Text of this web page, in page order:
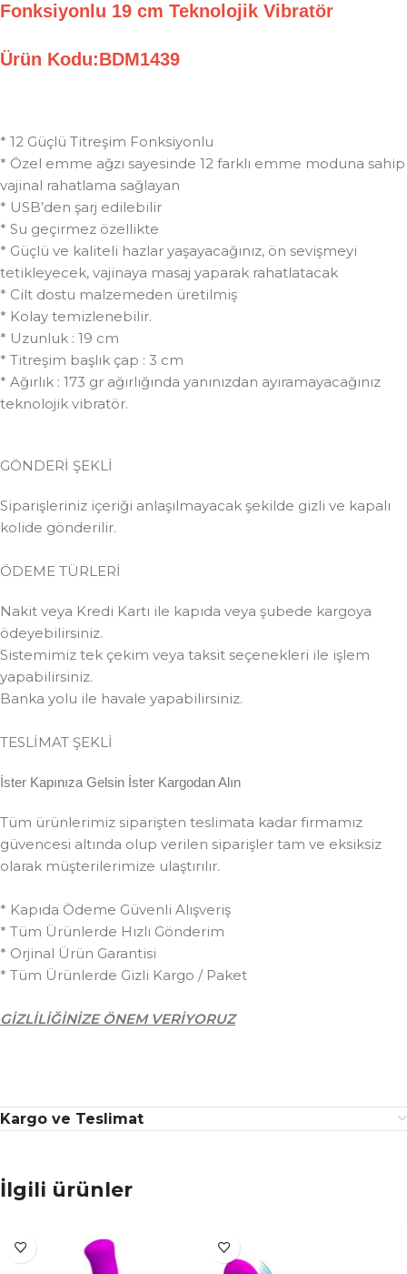
Fonksiyonlu 19 cm Teknolojik Vibratör
Ürün Kodu:BDM1439
* 12 Güçlü Titreşim Fonksiyonlu
* Özel emme ağzı sayesinde 12 farklı emme moduna sahip
vajinal rahatlama sağlayan
* USB’den şarj edilebilir
* Su geçirmez özellikte
* Güçlü ve kaliteli hazlar yaşayacağınız, ön sevişmeyi
tetikleyecek, vajinaya masaj yaparak rahatlatacak
* Cilt dostu malzemeden üretilmiş
* Kolay temizlenebilir.
* Uzunluk : 19 cm
* Titreşim başlık çap : 3 cm
* Ağırlık : 173 gr ağırlığında yanınızdan ayıramayacağınız
teknolojik vibratör.
GÖNDERİ ŞEKLİ
Siparişleriniz içeriği anlaşılmayacak şekilde gizli ve kapalı
kolide gönderilir.
ÖDEME TÜRLERİ
Nakit veya Kredi Kartı ile kapıda veya şubede kargoya
ödeyebilirsiniz.
Sistemimiz tek çekim veya taksit seçenekleri ile işlem
yapabilirsiniz.
Banka yolu ile havale yapabilirsiniz.
TESLİMAT ŞEKLİ
İster Kapınıza Gelsin İster Kargodan Alın
Tüm ürünlerimiz siparişten teslimata kadar firmamız
güvencesi altında olup verilen siparişler tam ve eksiksiz
olarak müşterilerimize ulaştırılır.
* Kapıda Ödeme Güvenli Alışveriş
* Tüm Ürünlerde Hızlı Gönderim
* Orjinal Ürün Garantisi
* Tüm Ürünlerde Gizli Kargo / Paket
GİZLİLİĞİNİZE ÖNEM VERİYORUZ
Kargo ve Teslimat
İlgili ürünler